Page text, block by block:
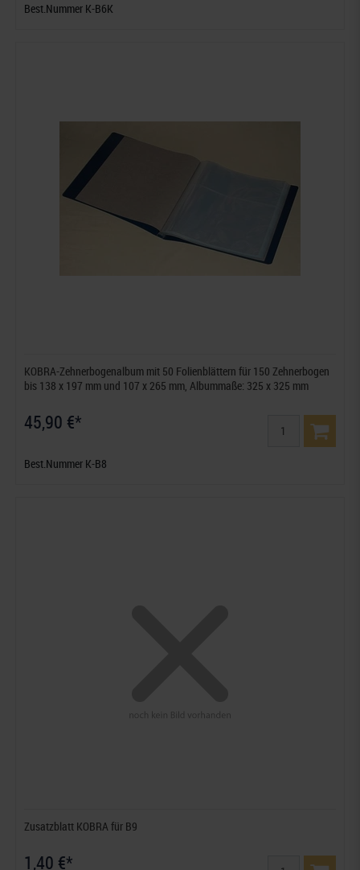
Best.Nummer K-B6K
KOBRA-Zehnerbogenalbum mit 50 Folienblättern für 150 Zehnerbogen
bis 138 x 197 mm und 107 x 265 mm, Albummaße: 325 x 325 mm
45,90 €*
Best.Nummer K-B8
Zusatzblatt KOBRA für B9
1,40 €*